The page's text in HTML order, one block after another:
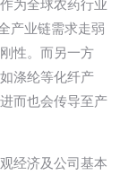
为全球农药行业
产业链需求走弱
性。而另一方
涤纶等化纤产
而也会传导至产
经济及公司基本